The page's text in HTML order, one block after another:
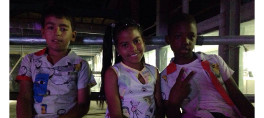
Pasarela de la Inclusión